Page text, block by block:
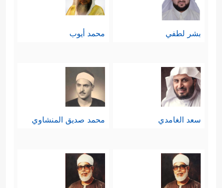
بشر لطفي محمد أيوب
سعد الغامدي محمد صديق المنشاوي